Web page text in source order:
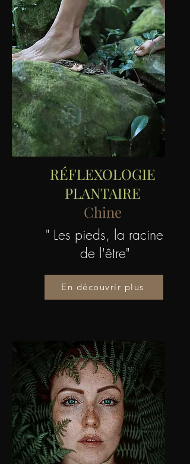
RÉFLEXOLOGIE
PLANTAIRE
Chine
" Les pieds, la racine
de l'être"
En découvrir plus